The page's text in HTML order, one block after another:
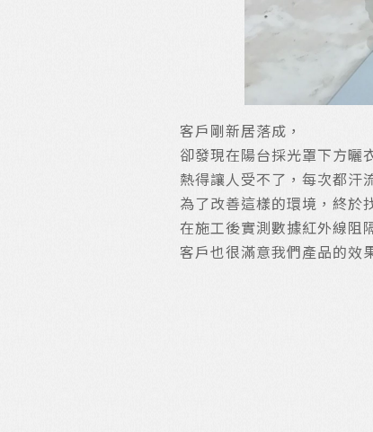
客戶剛新居落成，
卻發現在陽台採光罩下方曬
熱得讓人受不了，每次都汗
為了改善這樣的環境，終於
在施工後實測數據紅外線阻
客戶也很滿意我們產品的效